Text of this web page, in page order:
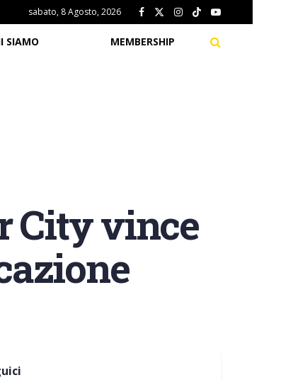
sabato, 8 Agosto, 2026
SIAMO MEMBERSHIP
City vince